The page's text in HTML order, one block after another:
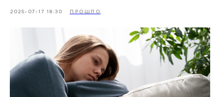
2025-07-17 18:30 ПРОШЛО